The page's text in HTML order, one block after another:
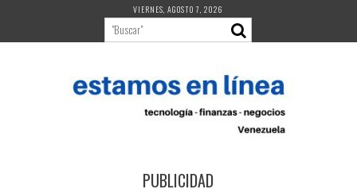
contenido
VIERNES, AGOSTO 7, 2026
PUBLICIDAD